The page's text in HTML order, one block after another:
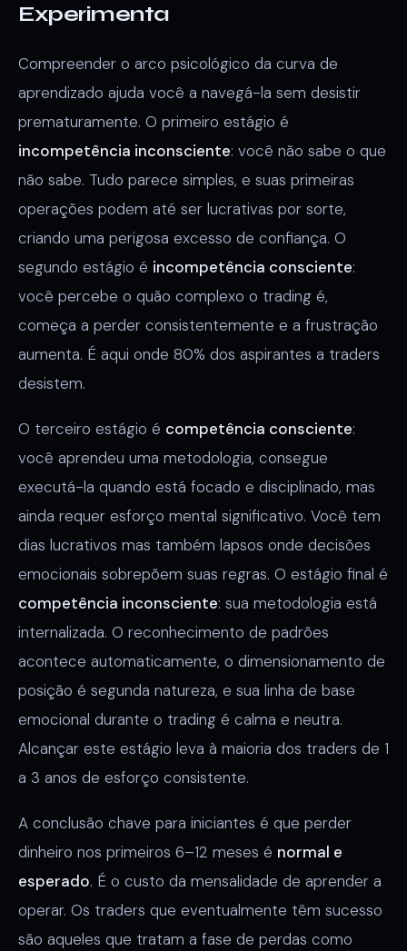
Experimenta
Compreender o arco psicológico da curva de
aprendizado ajuda você a navegá-la sem desistir
prematuramente. O primeiro estágio é
incompetência inconsciente: você não sabe o que
não sabe. Tudo parece simples, e suas primeiras
operações podem até ser lucrativas por sorte,
criando uma perigosa excesso de confiança. O
segundo estágio é incompetência consciente:
você percebe o quão complexo o trading é,
começa a perder consistentemente e a frustração
aumenta. É aqui onde 80% dos aspirantes a traders
desistem.
O terceiro estágio é competência consciente:
você aprendeu uma metodologia, consegue
executá-la quando está focado e disciplinado, mas
ainda requer esforço mental significativo. Você tem
dias lucrativos mas também lapsos onde decisões
emocionais sobrepõem suas regras. O estágio final é
competência inconsciente: sua metodologia está
internalizada. O reconhecimento de padrões
acontece automaticamente, o dimensionamento de
posição é segunda natureza, e sua linha de base
emocional durante o trading é calma e neutra.
Alcançar este estágio leva à maioria dos traders de 1
a 3 anos de esforço consistente.
A conclusão chave para iniciantes é que perder
dinheiro nos primeiros 6–12 meses é normal e
esperado. É o custo da mensalidade de aprender a
operar. Os traders que eventualmente têm sucesso
são aqueles que tratam a fase de perdas como